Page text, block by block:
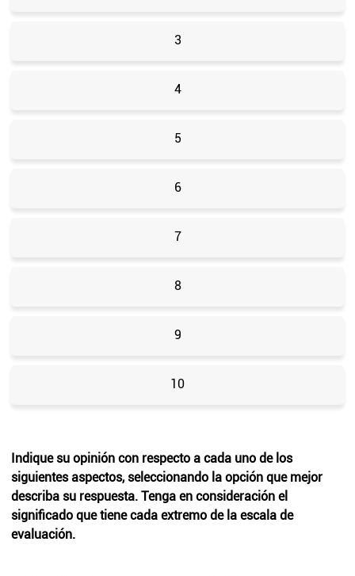
3
4
5
6
7
8
9
10
Indique su opinión con respecto a cada uno de los
siguientes aspectos, seleccionando la opción que mejor
describa su respuesta. Tenga en consideración el
significado que tiene cada extremo de la escala de
evaluación.